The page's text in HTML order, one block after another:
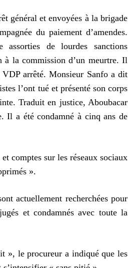
général et envoyées à la brigade
du paiement d’amendes.
assorties de lourdes sanctions
à la commission d’un meurtre. Il
arrêté. Monsieur Sanfo a dit
l’ont tué et présenté son corps
Traduit en justice, Aboubacar
Il a été condamné à cinq ans de
comptes sur les réseaux sociaux
».
actuellement recherchées pour
et condamnés avec toute la
», le procureur a indiqué que les